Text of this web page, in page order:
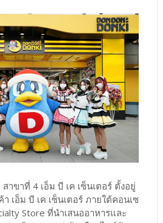
าขาที่ 4 เอ็ม บี เค เซ็นเตอร์ ตั้งอยู่
เอ็ม บี เค เซ็นเตอร์ ภายใต้คอนเซ
Store ที่นำเสนออาหารและ